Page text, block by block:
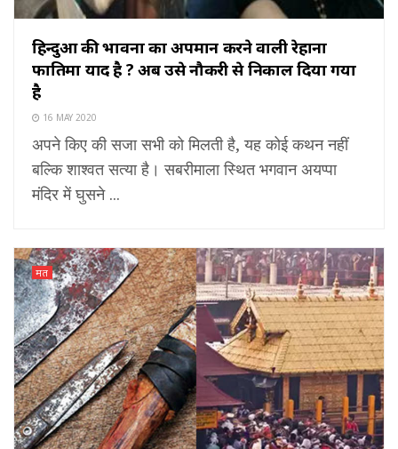
हिन्दुओं की भावना का अपमान करने वाली रेहाना
फातिमा याद है ? अब उसे नौकरी से निकाल दिया गया
है
16 MAY 2020
अपने किए की सजा सभी को मिलती है, यह कोई कथन नहीं
बल्कि शाश्वत सत्या है। सबरीमाला स्थित भगवान अयप्पा
मंदिर में घुसने ...
मत